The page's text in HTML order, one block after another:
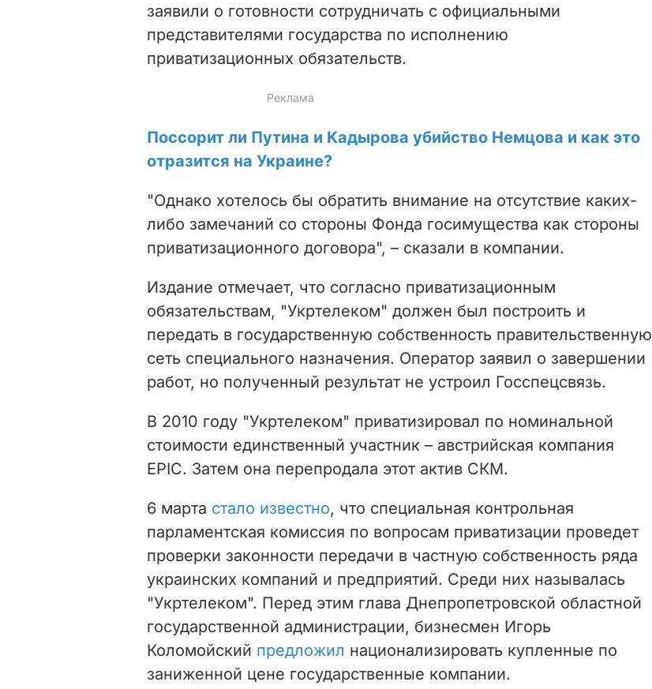
заявили о готовности сотрудничать с официальными
представителями государства по исполнению
приватизационных обязательств.
Поссорит ли Путина и Кадырова убийство Немцова и как это
отразится на Украине?
"Однако хотелось бы обратить внимание на отсутствие каких-
либо замечаний со стороны Фонда госимущества как стороны
приватизационного договора", – сказали в компании.
Издание отмечает, что согласно приватизационным
обязательствам, "Укртелеком" должен был построить и
передать в государственную собственность правительственную
сеть специального назначения. Оператор заявил о завершении
работ, но полученный результат не устроил Госспецсвязь.
В 2010 году "Укртелеком" приватизировал по номинальной
стоимости единственный участник – австрийская компания
EPIC. Затем она перепродала этот актив СКМ.
6 марта стало известно, что специальная контрольная
парламентская комиссия по вопросам приватизации проведет
проверки законности передачи в частную собственность ряда
украинских компаний и предприятий. Среди них называлась
"Укртелеком". Перед этим глава Днепропетровской областной
государственной администрации, бизнесмен Игорь
Коломойский предложил национализировать купленные по
заниженной цене государственные компании.